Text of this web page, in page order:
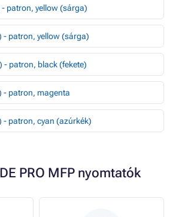
patron, yellow (sárga)
- patron, yellow (sárga)
- patron, black (fekete)
- patron, magenta
- patron, cyan (azúrkék)
PRO MFP nyomtatók